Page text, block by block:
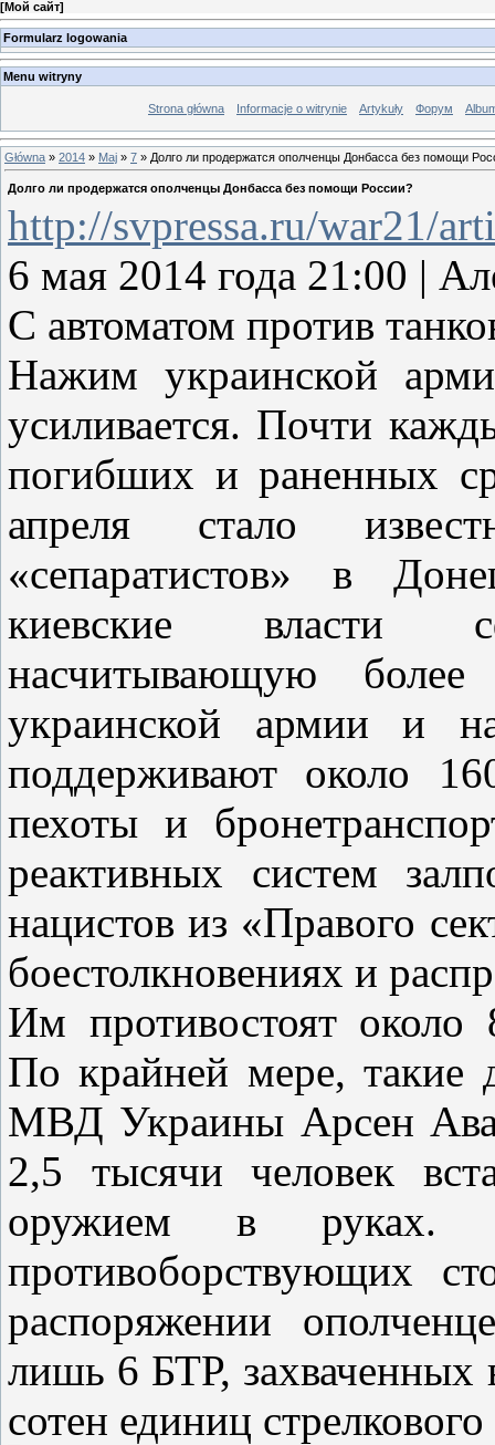
[Мой сайт]
Formularz logowania
Menu witryny
Strona główna Informacje o witrynie Artykuły Форум
Główna » 2014 » Maj » 7 » Долго ли продержатся ополченцы Донбасса без помощи
Долго ли продержатся ополченцы Донбасса без помощи России?
http://svpressa.ru/war21/
6 мая 2014 года 21:00 |
С автоматом против
Нажим украинской
усиливается. Почти
погибших и раненных
апреля стало
«сепаратистов» в
киевские власти
насчитывающую
украинской армии и
поддерживают около
пехоты и
реактивных систем
нацистов из «Правого
боестолкновениях и
Им противостоят около
По крайней мере, такие
МВД Украины Арсен
2,5 тысячи человек
оружием в
противоборствующих
распоряжении
лишь 6 БТР, захваченных
сотен единиц